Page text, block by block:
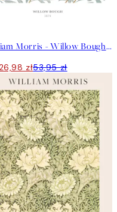
William Morris - Willow Bough Plakat
zł53,95 zł